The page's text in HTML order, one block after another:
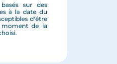
sur des
à la date du
d'être
moment de la